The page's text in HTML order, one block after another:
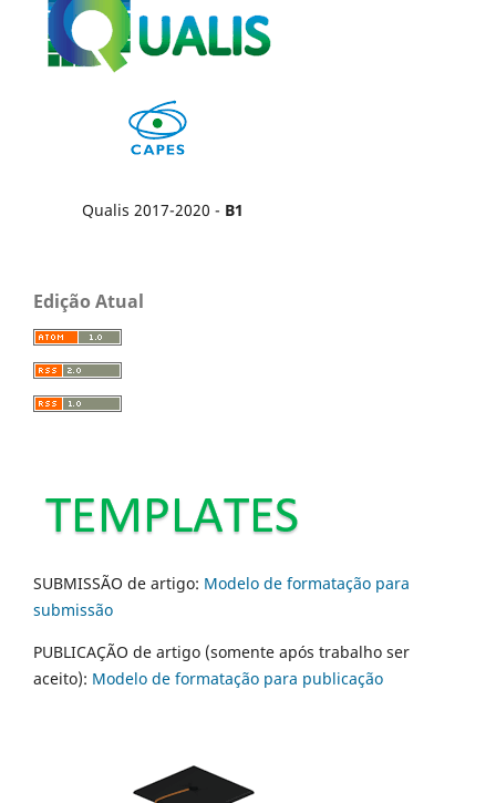
Qualis 2017-2020 - B1
Edição Atual
SUBMISSÃO de artigo: Modelo de formatação para
submissão
PUBLICAÇÃO de artigo (somente após trabalho ser
aceito): Modelo de formatação para publicação